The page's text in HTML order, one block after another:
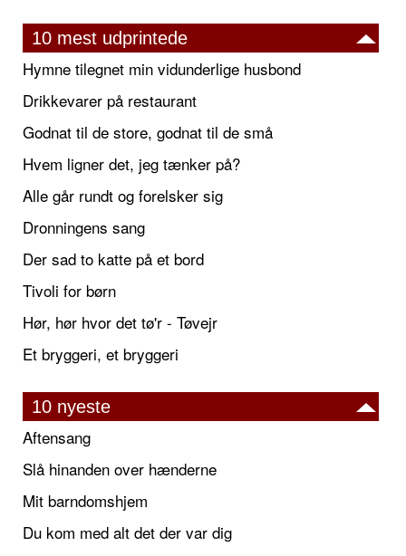
10 mest udprintede
Hymne tilegnet min vidunderlige husbond
Drikkevarer på restaurant
Godnat til de store, godnat til de små
Hvem ligner det, jeg tænker på?
Alle går rundt og forelsker sig
Dronningens sang
Der sad to katte på et bord
Tivoli for børn
Hør, hør hvor det tø'r - Tøvejr
Et bryggeri, et bryggeri
10 nyeste
Aftensang
Slå hinanden over hænderne
Mit barndomshjem
Du kom med alt det der var dig